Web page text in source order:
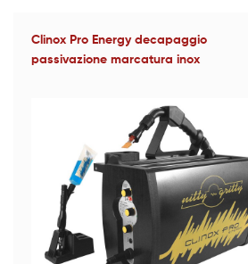
Clinox Pro Energy decapaggio
passivazione marcatura inox